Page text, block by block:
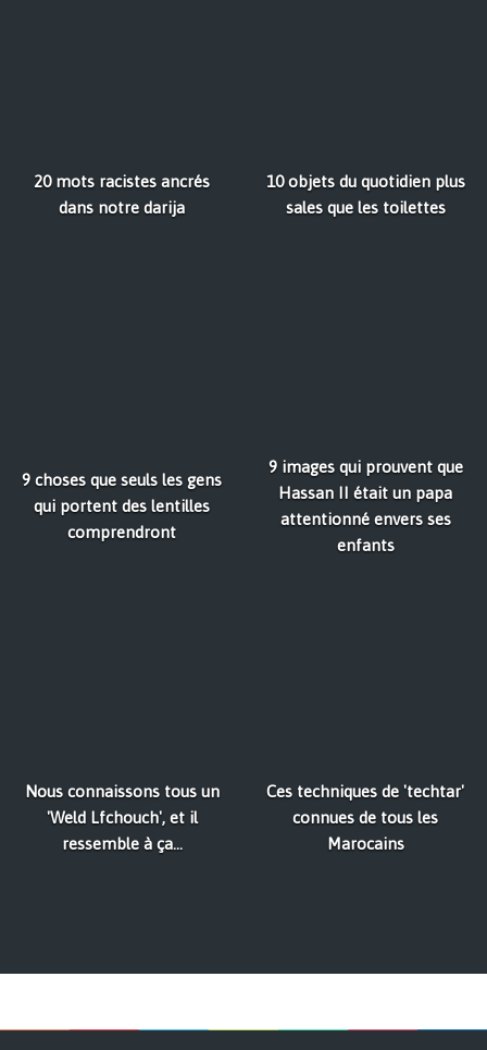
20 mots racistes ancrés
dans notre darija
10 objets du quotidien plus
sales que les toilettes
9 choses que seuls les gens
qui portent des lentilles
comprendront
9 images qui prouvent que
Hassan II était un papa
attentionné envers ses
enfants
Nous connaissons tous un
'Weld Lfchouch', et il
ressemble à ça...
Ces techniques de 'techtar'
connues de tous les
Marocains